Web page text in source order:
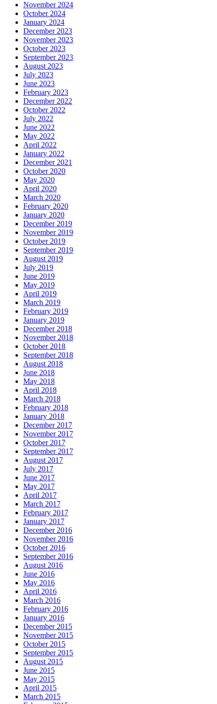
November 2024
October 2024
January 2024
December 2023
November 2023
October 2023
September 2023
August 2023
July 2023
June 2023
February 2023
December 2022
October 2022
July 2022
June 2022
May 2022
April 2022
January 2022
December 2021
October 2020
May 2020
April 2020
March 2020
February 2020
January 2020
December 2019
November 2019
October 2019
September 2019
August 2019
July 2019
June 2019
May 2019
April 2019
March 2019
February 2019
January 2019
December 2018
November 2018
October 2018
September 2018
August 2018
June 2018
May 2018
April 2018
March 2018
February 2018
January 2018
December 2017
November 2017
October 2017
September 2017
August 2017
July 2017
June 2017
May 2017
April 2017
March 2017
February 2017
January 2017
December 2016
November 2016
October 2016
September 2016
August 2016
June 2016
May 2016
April 2016
March 2016
February 2016
January 2016
December 2015
November 2015
October 2015
September 2015
August 2015
June 2015
May 2015
April 2015
March 2015